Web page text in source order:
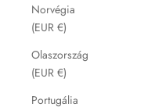
Norvégia
(EUR €)
Olaszország
(EUR €)
Portugália